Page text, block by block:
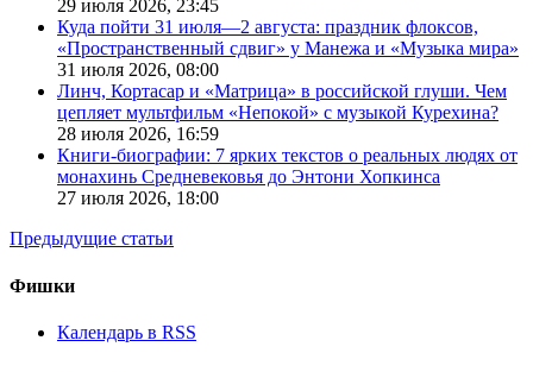
29 июля 2026, 23:45
Куда пойти 31 июля—2 августа: праздник флоксов,
«Пространственный сдвиг» у Манежа и «Музыка мира»
31 июля 2026, 08:00
Линч, Кортасар и «Матрица» в российской глуши. Чем
цепляет мультфильм «Непокой» с музыкой Курехина?
28 июля 2026, 16:59
Книги-биографии: 7 ярких текстов о реальных людях от
монахинь Средневековья до Энтони Хопкинса
27 июля 2026, 18:00
Предыдущие статьи
Фишки
Календарь в RSS